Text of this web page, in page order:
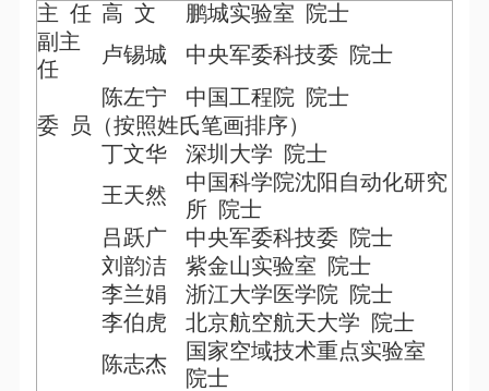
主 任 高 文 鹏城实验室 院士
副主
任
卢锡城 中央军委科技委 院士
陈左宁
中国工程院 院士
委
员（按照姓氏笔画排序）
丁文华
深圳大学 院士
王天然
中国科学院沈阳自动化研究
所 院士
吕跃广
中央军委科技委 院士
刘韵洁
紫金山实验室 院士
李兰娟
浙江大学医学院 院士
李伯虎
北京航空航天大学 院士
陈志杰
国家空域技术重点实验室
院士